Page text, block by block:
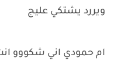
ويررد يشتكي عليج
ام حمودي اني شكووو